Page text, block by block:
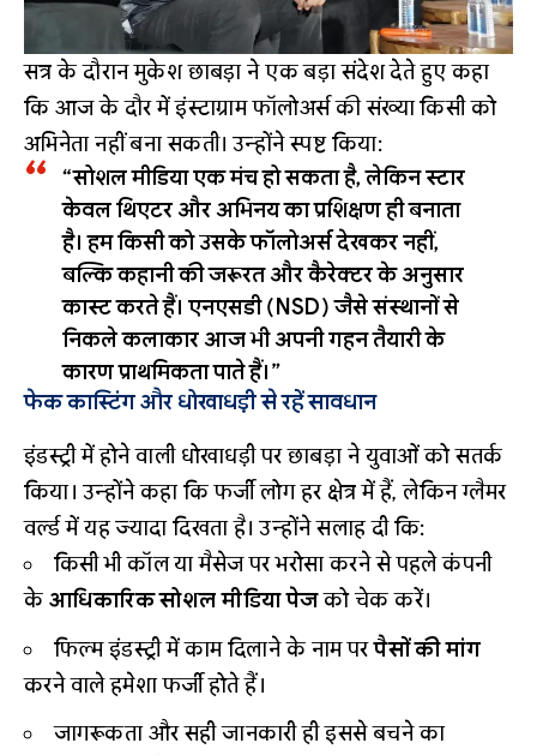
सत्र के दौरान मुकेश छाबड़ा ने एक बड़ा संदेश देते हुए कहा
कि आज के दौर में इंस्टाग्राम फॉलोअर्स की संख्या किसी को
अभिनेता नहीं बना सकती। उन्होंने स्पष्ट किया:
“सोशल मीडिया एक मंच हो सकता है, लेकिन स्टार
केवल थिएटर और अभिनय का प्रशिक्षण ही बनाता
है। हम किसी को उसके फॉलोअर्स देखकर नहीं,
बल्कि कहानी की जरूरत और कैरेक्टर के अनुसार
कास्ट करते हैं। एनएसडी (NSD) जैसे संस्थानों से
निकले कलाकार आज भी अपनी गहन तैयारी के
कारण प्राथमिकता पाते हैं।”
फेक कास्टिंग और धोखाधड़ी से रहें सावधान
इंडस्ट्री में होने वाली धोखाधड़ी पर छाबड़ा ने युवाओं को सतर्क
किया। उन्होंने कहा कि फर्जी लोग हर क्षेत्र में हैं, लेकिन ग्लैमर
वर्ल्ड में यह ज्यादा दिखता है। उन्होंने सलाह दी कि:
किसी भी कॉल या मैसेज पर भरोसा करने से पहले कंपनी
के आधिकारिक सोशल मीडिया पेजको चेक करें।
फिल्म इंडस्ट्री में काम दिलाने के नाम परपैसों की मांग
करने वाले हमेशा फर्जी होते हैं।
जागरूकता और सही जानकारी ही इससे बचने का